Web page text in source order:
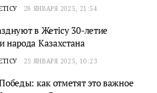
28 ЯНВАРЯ 2025, 21:54
в Жетісу 30-летие
народа Казахстана
25 ЯНВАРЯ 2025, 10:23
как отметят это важное